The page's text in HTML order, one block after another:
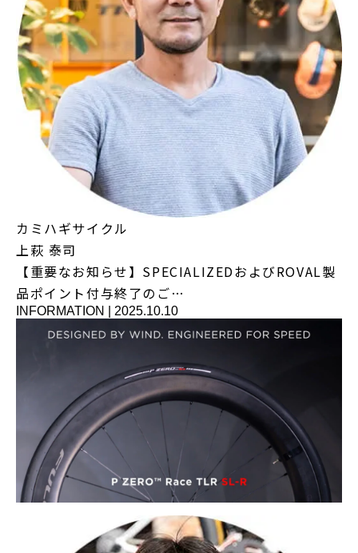
カミハギサイクル
上萩 泰司
【重要なお知らせ】SPECIALIZEDおよびROVAL製
品ポイント付与終了のご…
INFORMATION 2025.10.10